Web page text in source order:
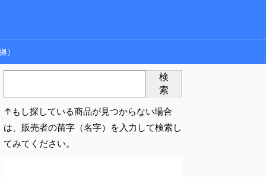
）
検
索
↑もし探している商品が見つからない場合
は、販売者の苗字（名字）を入力して検索し
てみてください。